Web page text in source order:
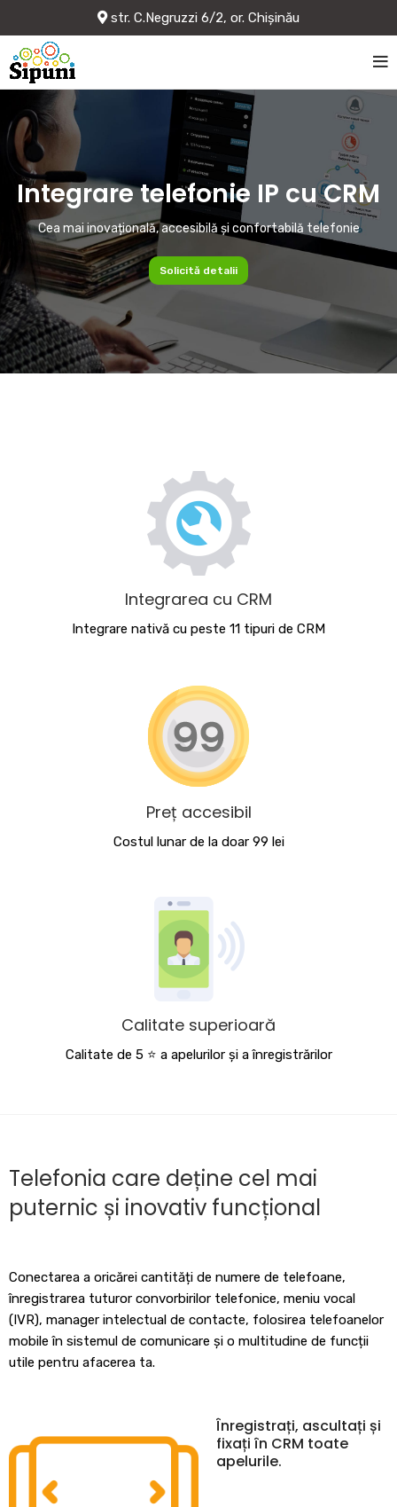
str. C.Negruzzi 6/2, or. Chișinău
Integrare telefonie IP cu CRM
Cea mai inovațională, accesibilă și confortabilă telefonie
Solicită detalii
Integrarea cu CRM
Integrare nativă cu peste 11 tipuri de CRM
Preț accesibil
Costul lunar de la doar 99 lei
Calitate superioară
Calitate de 5 ⭐️ a apelurilor și a înregistrărilor
Telefonia care deține cel mai
puternic și inovativ funcțional
Conectarea a oricărei cantități de numere de telefoane,
înregistrarea tuturor convorbirilor telefonice, meniu vocal
(IVR), manager intelectual de contacte, folosirea telefoanelor
mobile în sistemul de comunicare și o multitudine de funcții
utile pentru afacerea ta.
Înregistrați, ascultați și
fixați în CRM toate
apelurile.